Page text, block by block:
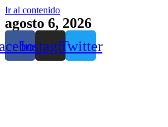
Ir al contenido
agosto 6, 2026
InstagramTwitter